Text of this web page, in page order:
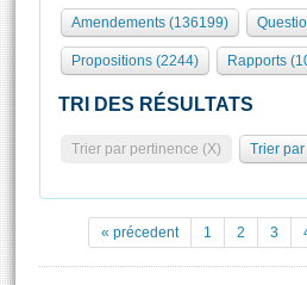
577 députés
Groupes politiques
Commissions et autres
Europe et International
Pétitions
Organisation de l'Assemblée
Présidence Conférence des
Statistiques et chiffres clés
Documents de référence
( Constitution | Règlement de
Visite virtuelle du palais
Assister à une séance
La Bibliothèque
Amendements (136199)
Propositions (2244) Rapports
TRI DES RÉSULTATS
Trier par pertinence (X) Trier
« précedent 1 2 3